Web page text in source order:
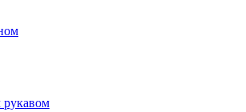
рукавом